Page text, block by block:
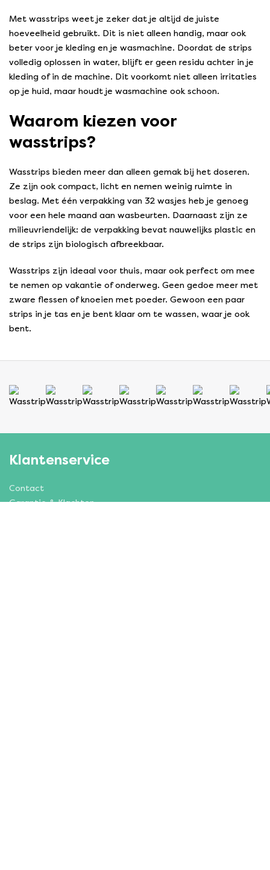
Met wasstrips weet je zeker dat je altijd de juiste
hoeveelheid gebruikt. Dit is niet alleen handig, maar ook
beter voor je kleding en je wasmachine. Doordat de strips
volledig oplossen in water, blijft er geen residu achter in je
kleding of in de machine. Dit voorkomt niet alleen irritaties
op je huid, maar houdt je wasmachine ook schoon.
Waarom kiezen voor
wasstrips?
Wasstrips bieden meer dan alleen gemak bij het doseren.
Ze zijn ook compact, licht en nemen weinig ruimte in
beslag. Met één verpakking van 32 wasjes heb je genoeg
voor een hele maand aan wasbeurten. Daarnaast zijn ze
milieuvriendelijk: de verpakking bevat nauwelijks plastic en
de strips zijn biologisch afbreekbaar.
Wasstrips zijn ideaal voor thuis, maar ook perfect om mee
te nemen op vakantie of onderweg. Geen gedoe meer met
zware flessen of knoeien met poeder. Gewoon een paar
strips in je tas en je bent klaar om te wassen, waar je ook
bent.
Klantenservice
Contact
Garantie & Klachten